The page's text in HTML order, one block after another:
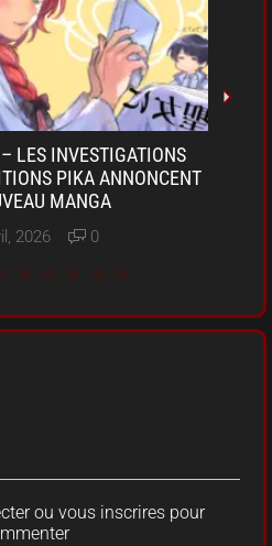
LES INVESTIGATIONS
PIKA ANNONCENT
MANGA
2026 0
ou vous inscrires pour